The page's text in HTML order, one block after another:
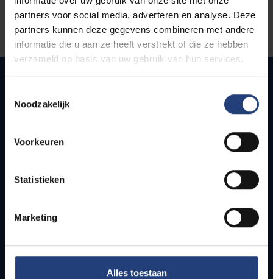
partners voor social media, adverteren en analyse. Deze
partners kunnen deze gegevens combineren met andere
informatie die u aan ze heeft verstrekt of die ze hebben
verzameld op basis van uw gebruik van hun services.
Noodzakelijk
Voorkeuren
Statistieken
Marketing
Alles toestaan
Snel naar
Bereikbaarheid